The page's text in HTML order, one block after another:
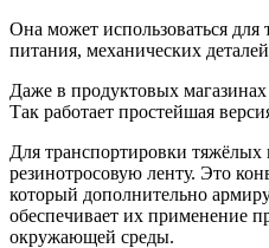
Она может использоваться для
питания, механических
Даже в продуктовых
Так работает простейшая
Для транспортировки тяжёлых
резинотросовую ленту. Это
который дополнительно
обеспечивает их применение
окружающей среды.